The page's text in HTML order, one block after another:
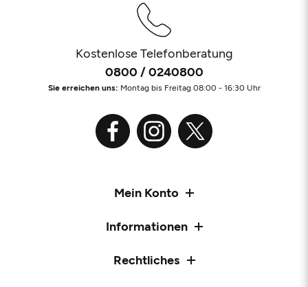
Kostenlose Telefonberatung
0800 / 0240800
Sie erreichen uns: Montag bis Freitag 08:00 - 16:30 Uhr
Mein Konto
Informationen
Rechtliches